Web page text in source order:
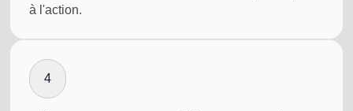
à l'action.
4